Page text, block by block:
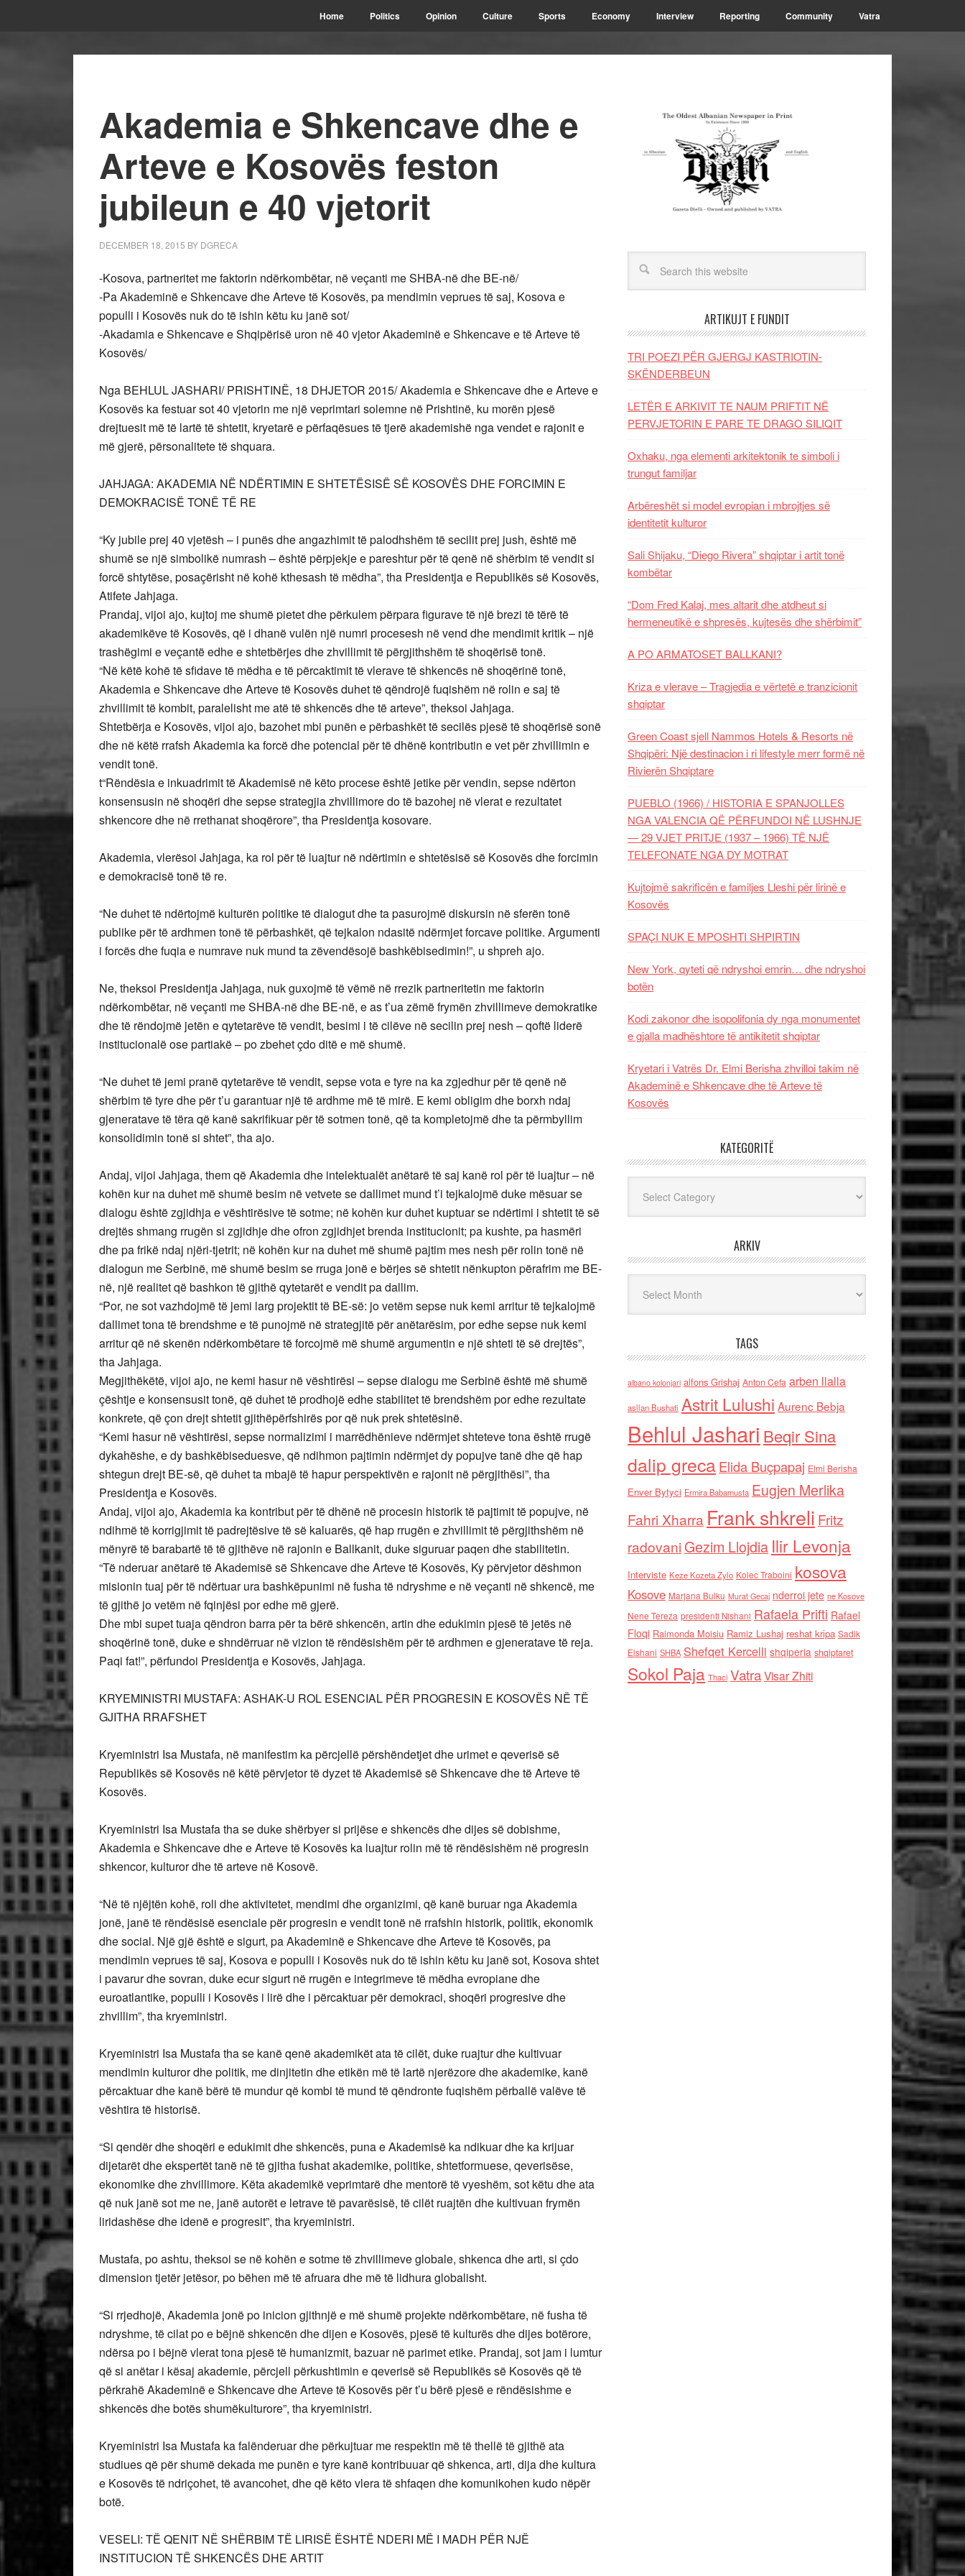
Home Politics Opinion Culture Sports Economy Interview Reporting Community Vatra
Akademia e Shkencave dhe e
Arteve e Kosovës feston
jubileun e 40 vjetorit
DECEMBER 18, 2015 BY DGRECA
-Kosova, partneritet me faktorin ndërkombëtar, në veçanti me SHBA-në dhe BE-në/
-Pa Akademinë e Shkencave dhe Arteve të Kosovës, pa mendimin veprues të saj, Kosova e
populli i Kosovës nuk do të ishin këtu ku janë sot/
-Akadamia e Shkencave e Shqipërisë uron në 40 vjetor Akademinë e Shkencave e të Arteve të
Kosovës/
Nga BEHLUL JASHARI/ PRISHTINË, 18 DHJETOR 2015/ Akademia e Shkencave dhe e Arteve e
Kosovës ka festuar sot 40 vjetorin me një veprimtari solemne në Prishtinë, ku morën pjesë
drejtuesit më të lartë të shtetit, kryetarë e përfaqësues të tjerë akademishë nga vendet e rajonit e
më gjerë, përsonalitete të shquara.
JAHJAGA: AKADEMIA NË NDËRTIMIN E SHTETËSISË SË KOSOVËS DHE FORCIMIN E
DEMOKRACISË TONË TË RE
“Ky jubile prej 40 vjetësh – i punës dhe angazhimit të palodhshëm të secilit prej jush, është më
shumë se një simbolikë numrash – është përpjekje e pareshtur për të qenë në shërbim të vendit si
forcë shtytëse, posaçërisht në kohë kthesash të mëdha”, tha Presidentja e Republikës së Kosovës,
Atifete Jahjaga.
Prandaj, vijoi ajo, kujtoj me shumë pietet dhe përkulem përpara figurave të një brezi të tërë të
akademikëve të Kosovës, që i dhanë vulën një numri procesesh në vend dhe mendimit kritik – një
trashëgimi e veçantë edhe e shtetbërjes dhe zhvillimit të përgjithshëm të shoqërisë tonë.
“Në këtë kohë të sfidave të mëdha e të përcaktimit të vlerave të shkencës në shoqërinë tonë,
Akademia e Shkencave dhe Arteve të Kosovës duhet të qëndrojë fuqishëm në rolin e saj të
zhvillimit të kombit, paralelisht me atë të shkencës dhe të arteve”, theksoi Jahjaga.
Shtetbërja e Kosovës, vijoi ajo, bazohet mbi punën e përbashkët të secilës pjesë të shoqërisë sonë
dhe në këtë rrafsh Akademia ka forcë dhe potencial për të dhënë kontributin e vet për zhvillimin e
vendit tonë.
t“Rëndësia e inkuadrimit të Akademisë në këto procese është jetike për vendin, sepse ndërton
konsensusin në shoqëri dhe sepse strategjia zhvillimore do të bazohej në vlerat e rezultatet
shkencore dhe në rrethanat shoqërore”, tha Presidentja kosovare.
Akademia, vlerësoi Jahjaga, ka rol për të luajtur në ndërtimin e shtetësisë së Kosovës dhe forcimin
e demokracisë tonë të re.
“Ne duhet të ndërtojmë kulturën politike të dialogut dhe ta pasurojmë diskursin në sferën tonë
publike për të ardhmen tonë të përbashkët, që tejkalon ndasitë ndërmjet forcave politike. Argumenti
i forcës dhe fuqia e numrave nuk mund ta zëvendësojë bashkëbisedimin!”, u shpreh ajo.
Ne, theksoi Presidentja Jahjaga, nuk guxojmë të vëmë në rrezik partneritetin me faktorin
ndërkombëtar, në veçanti me SHBA-në dhe BE-në, e as t’ua zëmë frymën zhvillimeve demokratike
dhe të rëndojmë jetën e qytetarëve të vendit, besimi i të cilëve në secilin prej nesh – qoftë liderë
institucionalë ose partiakë – po zbehet çdo ditë e më shumë.
“Ne duhet të jemi pranë qytetarëve të vendit, sepse vota e tyre na ka zgjedhur për të qenë në
shërbim të tyre dhe për t’u garantuar një të ardhme më të mirë. E kemi obligim dhe borxh ndaj
gjeneratave të tëra që kanë sakrifikuar për të sotmen tonë, që ta kompletojmë dhe ta përmbyllim
konsolidimin tonë si shtet”, tha ajo.
Andaj, vijoi Jahjaga, them që Akademia dhe intelektualët anëtarë të saj kanë rol për të luajtur – në
kohën kur na duhet më shumë besim në vetvete se dallimet mund t’i tejkalojmë duke mësuar se
dialogu është zgjidhja e vështirësive të sotme; në kohën kur duhet kuptuar se ndërtimi i shtetit të së
drejtës shmang rrugën si zgjidhje dhe ofron zgjidhjet brenda institucionit; pa kushte, pa hasmëri
dhe pa frikë ndaj njëri-tjetrit; në kohën kur na duhet më shumë pajtim mes nesh për rolin tonë në
dialogun me Serbinë, më shumë besim se rruga jonë e bërjes së shtetit nënkupton përafrim me BE-
në, një realitet që bashkon të gjithë qytetarët e vendit pa dallim.
“Por, ne sot vazhdojmë të jemi larg projektit të BE-së: jo vetëm sepse nuk kemi arritur të tejkalojmë
dallimet tona të brendshme e të punojmë në strategjitë për anëtarësim, por edhe sepse nuk kemi
arritur që në skenën ndërkombëtare të forcojmë më shumë argumentin e një shteti të së drejtës”,
tha Jahjaga.
Megjithëkëtë, vijoi ajo, ne kemi hasur në vështirësi – sepse dialogu me Serbinë është më shumë
çështje e konsensusit tonë, që duhet të prodhojë edhe stabilitet të brendshëm por edhe rezultate
konkrete, që çon drejt shtetit gjithëpërfshirës por që nuk prek shtetësinë.
“Kemi hasur në vështirësi, sepse normalizimi i marrëdhënieve ndërmjet shteteve tona është rrugë
dykahëshe, e dy bashkëbiseduesve, që ndihmon pajtimin ndërmjet dy popujve tanë dhe që hap
shtegun drejt BE-së, që duhet ta mbajë të hapur perspektivën e rajonit në përgjithësi”, tha
Presidentja e Kosovës.
Andaj, vijoi ajo, Akademia ka kontribut për të dhënë në procesin historik të pajtimit të popujve, në
ndihmë të korrigjimit të padrejtësive të së kaluarës, që hap rrugën e zhvillimit të përgjithshëm në
mënyrë të barabartë të të gjithëve në rajonin e Ballkanit, duke siguruar paqen dhe stabilitetin.
“Të nderuar anëtarë të Akademisë së Shkencave dhe Arteve të Kosovës, Ky përvjetor dëshmon
misionin tuaj për të ndërtuar ura bashkëpunimi në fusha të ndryshme e në veçanti në shkencë, me
të gjithë jo vetëm në fqinjësi por edhe më gjerë.
Dhe mbi supet tuaja qëndron barra për ta bërë shkencën, artin dhe edukimin pjesë të jetës në
shoqërinë tonë, duke e shndërruar në vizion të rëndësishëm për të ardhmen e gjeneratave të reja.
Paqi fat!”, përfundoi Presidentja e Kosovës, Jahjaga.
KRYEMINISTRI MUSTAFA: ASHAK-U ROL ESENCIAL PËR PROGRESIN E KOSOVËS NË TË
GJITHA RRAFSHET
Kryeministri Isa Mustafa, në manifestim ka përcjellë përshëndetjet dhe urimet e qeverisë së
Republikës së Kosovës në këtë përvjetor të dyzet të Akademisë së Shkencave dhe të Arteve të
Kosovës.
Kryeministri Isa Mustafa tha se duke shërbyer si prijëse e shkencës dhe dijes së dobishme,
Akademia e Shkencave dhe e Arteve të Kosovës ka luajtur rolin më të rëndësishëm në progresin
shkencor, kulturor dhe të arteve në Kosovë.
“Në të njëjtën kohë, roli dhe aktivitetet, mendimi dhe organizimi, që kanë buruar nga Akademia
jonë, janë të rëndësisë esenciale për progresin e vendit tonë në rrafshin historik, politik, ekonomik
dhe social. Një gjë është e sigurt, pa Akademinë e Shkencave dhe Arteve të Kosovës, pa
mendimin veprues të saj, Kosova e populli i Kosovës nuk do të ishin këtu ku janë sot, Kosova shtet
i pavarur dhe sovran, duke ecur sigurt në rrugën e integrimeve të mëdha evropiane dhe
euroatlantike, populli i Kosovës i lirë dhe i përcaktuar për demokraci, shoqëri progresive dhe
zhvillim”, tha kryeministri.
Kryeministri Isa Mustafa tha se kanë qenë akademikët ata të cilët, duke ruajtur dhe kultivuar
mendimin kulturor dhe politik, me dinjitetin dhe etikën më të lartë njerëzore dhe akademike, kanë
përcaktuar dhe kanë bërë të mundur që kombi të mund të qëndronte fuqishëm përballë valëve të
vështira të historisë.
“Si qendër dhe shoqëri e edukimit dhe shkencës, puna e Akademisë ka ndikuar dhe ka krijuar
dijetarët dhe ekspertët tanë në të gjitha fushat akademike, politike, shtetformuese, qeverisëse,
ekonomike dhe zhvillimore. Këta akademikë veprimtarë dhe mentorë të vyeshëm, sot këtu dhe ata
që nuk janë sot me ne, janë autorët e letrave të pavarësisë, të cilët ruajtën dhe kultivuan frymën
liridashëse dhe idenë e progresit”, tha kryeministri.
Mustafa, po ashtu, theksoi se në kohën e sotme të zhvillimeve globale, shkenca dhe arti, si çdo
dimension tjetër jetësor, po bëhen më të afruara dhe më të lidhura globalisht.
“Si rrjedhojë, Akademia jonë po inicion gjithnjë e më shumë projekte ndërkombëtare, në fusha të
ndryshme, të cilat po e bëjnë shkencën dhe dijen e Kosovës, pjesë të kulturës dhe dijes botërore,
ndërsa po i bëjnë vlerat tona pjesë të humanizmit, bazuar në parimet etike. Prandaj, sot jam i lumtur
që si anëtar i kësaj akademie, përcjell përkushtimin e qeverisë së Republikës së Kosovës që të
përkrahë Akademinë e Shkencave dhe Arteve të Kosovës për t’u bërë pjesë e rëndësishme e
shkencës dhe botës shumëkulturore”, tha kryeministri.
Kryeministri Isa Mustafa ka falënderuar dhe përkujtuar me respektin më të thellë të gjithë ata
studiues që për shumë dekada me punën e tyre kanë kontribuuar që shkenca, arti, dija dhe kultura
e Kosovës të ndriçohet, të avancohet, dhe që këto vlera të shfaqen dhe komunikohen kudo nëpër
botë.
VESELI: TË QENIT NË SHËRBIM TË LIRISË ËSHTË NDERI MË I MADH PËR NJË
INSTITUCION TË SHKENCËS DHE ARTIT
ARTIKUJT E FUNDIT
TRI POEZI PËR GJERGJ KASTRIOTIN-
SKËNDERBEUN
LETËR E ARKIVIT TE NAUM PRIFTIT NË
PERVJETORIN E PARE TE DRAGO SILIQIT
Oxhaku, nga elementi arkitektonik te simboli i
trungut familjar
Arbëreshët si model evropian i mbrojtjes së
identitetit kulturor
Sali Shijaku, “Diego Rivera” shqiptar i artit tonë
kombëtar
“Dom Fred Kalaj, mes altarit dhe atdheut si
hermeneutikë e shpresës, kujtesës dhe shërbimit”
A PO ARMATOSET BALLKANI?
Kriza e vlerave – Tragjedia e vërtetë e tranzicionit
shqiptar
Green Coast sjell Nammos Hotels & Resorts në
Shqipëri: Një destinacion i ri lifestyle merr formë në
Rivierën Shqiptare
PUEBLO (1966) / HISTORIA E SPANJOLLES
NGA VALENCIA QË PËRFUNDOI NË LUSHNJE
— 29 VJET PRITJE (1937 – 1966) TË NJË
TELEFONATE NGA DY MOTRAT
Kujtojmë sakrificën e familjes Lleshi për lirinë e
Kosovës
SPAÇI NUK E MPOSHTI SHPIRTIN
New York, qyteti që ndryshoi emrin… dhe ndryshoi
botën
Kodi zakonor dhe isopolifonia dy nga monumentet
e gjalla madhështore të antikitetit shqiptar
Kryetari i Vatrës Dr. Elmi Berisha zhvilloi takim në
Akademinë e Shkencave dhe të Arteve të
Kosovës
KATEGORITË
ARKIV
TAGS
albano kolonjari alfons Grishaj Anton Cefa arben llalla
asllan Bushati Astrit Lulushi Aurenc Bebja
Behlul Jashari Beqir Sina
dalip grecaElida Buçpapaj Elmi Berisha
Enver Bytyci Ermira Babamusta Eugjen Merlika
Fahri Xharra Frank shkreli Fritz
radovaniGezim Llojdia Ilir Levonja
Interviste Keze Kozeta Zylo Kolec Traboini kosova
Kosove Marjana Bulku Murat Gecaj nderroi jete ne Kosove
Nene Tereza presidenti Nishani Rafaela Prifti Rafael
Floqi Raimonda Moisiu Ramiz Lushaj reshat kripa Sadik
Elshani SHBA Shefqet Kercelli shqiperia shqiptaret
Sokol Paja Thaci VatraVisar Zhiti